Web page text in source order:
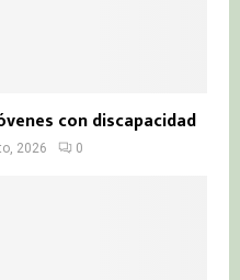
con discapacidad
2026 0